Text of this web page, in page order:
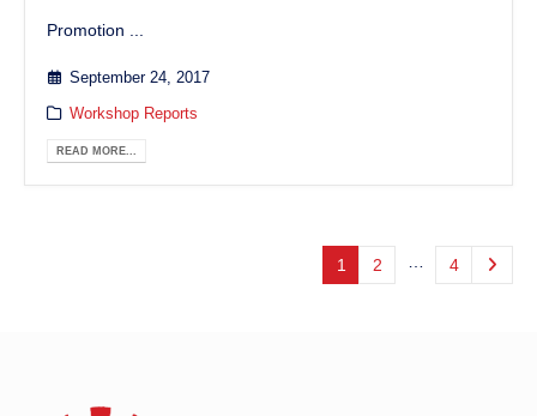
Promotion ...
September 24, 2017
Workshop Reports
READ MORE...
1 2 … 4